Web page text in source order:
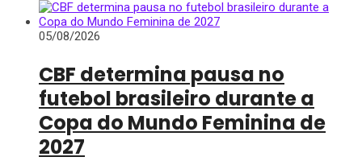
05/08/2026
CBF determina pausa no
futebol brasileiro durante a
Copa do Mundo Feminina de
2027